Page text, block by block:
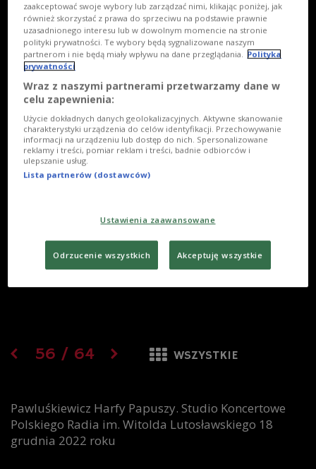
56 / 64 WSZYSTKIE
Pawluśkiewicz Harfy Papuszy. Studio Koncertowe
Polskiego Radia im. Witolda Lutosławskiego 18
grudnia 2022 roku
zaakceptować swoje wybory lub zarządzać nimi, klikając poniżej, jak
również skorzystać z prawa do sprzeciwu na podstawie prawnie
uzasadnionego interesu lub w dowolnym momencie na stronie
polityki prywatności. Te wybory będą sygnalizowane naszym
partnerom i nie będą miały wpływu na dane przeglądania. Polityka
prywatności
Wraz z naszymi partnerami przetwarzamy dane w
celu zapewnienia:
Użycie dokładnych danych geolokalizacyjnych. Aktywne skanowanie
charakterystyki urządzenia do celów identyfikacji. Przechowywanie
informacji na urządzeniu lub dostęp do nich. Spersonalizowane
reklamy i treści, pomiar reklam i treści, badnie odbiorców i
ulepszanie usług.
Lista partnerów (dostawców)
Ustawienia zaawansowane
Odrzucenie wszystkich Akceptuję wszystkie